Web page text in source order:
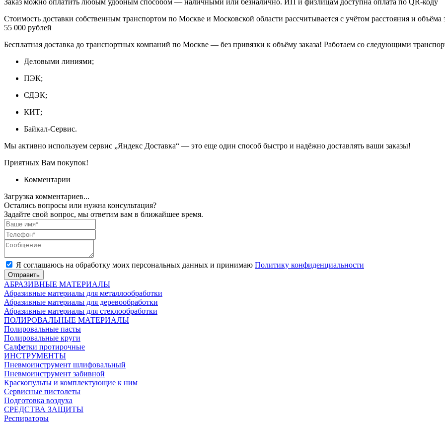
Стоимость доставки собственным транспортом по Москве и Московской области рассчитывается с учётом расстояния и объёма
55 000 рублей
Бесплатная доставка до транспортных компаний по Москве — без привязки к объёму заказа! Работаем со следующими
Деловыми линиями;
ПЭК;
СДЭК;
КИТ;
Байкал-Сервис.
Мы активно используем сервис „Яндекс Доставка“ — это еще один способ быстро и надёжно доставлять ваши заказы!
Приятных Вам покупок!
Комментарии
Загрузка комментариев...
Остались вопросы или нужна консультация?
Задайте свой вопрос, мы ответим вам в ближайшее время.
Я соглашаюсь на обработку моих персональных данных и принимаю Политику конфиденциальности
Отправить
АБРАЗИВНЫЕ МАТЕРИАЛЫ
Абразивные материалы для металлообработки
Абразивные материалы для деревообработки
Абразивные материалы для стеклообработки
ПОЛИРОВАЛЬНЫЕ МАТЕРИАЛЫ
Полировальные пасты
Полировальные круги
Салфетки протирочные
ИНСТРУМЕНТЫ
Пневмоинструмент шлифовальный
Пневмоинструмент забивной
Краскопульты и комплектующие к ним
Сервисные пистолеты
Подготовка воздуха
СРЕДСТВА ЗАЩИТЫ
Респираторы